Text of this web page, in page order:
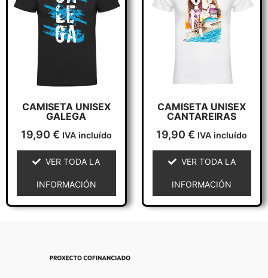
CAMISETA UNISEX
GALEGA
19,90 € IVA incluído
VER TODA LA
INFORMACIÓN
tiene
múltiples
variantes.
opciones
elegir
en
la
página
de
producto
CAMISETA UNISEX
CANTAREIRAS
19,90€ IVA incluído
VER TODA LA
INFORMACIÓN
tiene
múltiples
variantes.
elegir
en
la
página
de
producto